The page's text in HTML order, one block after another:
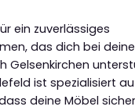
ein zuverlässiges
das dich bei
Gelsenkirchen
ist spezialisiert
deine Möbel sicher